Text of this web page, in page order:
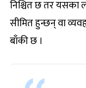
निश्चित छ तर यसका
सीमित हुन्छन् वा
बाँकी छ ।